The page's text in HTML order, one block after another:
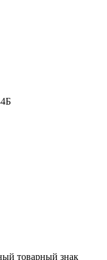
товарный знак